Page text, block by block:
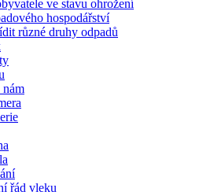
ve stavu ohrožení
hospodářství
různé druhy odpadů
řád vleku